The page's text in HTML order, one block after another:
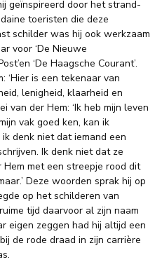
geïnspireerd door het strand-
toeristen die deze
schilder was hij ook werkzaam
voor ‘De Nieuwe
‘De Haagsche Courant’.
‘Hier is een tekenaar van
lenigheid, klaarheid en
van der Hem: ‘Ik heb mijn leven
vak goed ken, kan ik
denk niet dat iemand een
Ik denk niet dat ze
met een streepje rood dit
Deze woorden sprak hij op
op het schilderen van
tijd daarvoor al zijn naam
eigen zeggen had hij altijd een
de rode draad in zijn carrière